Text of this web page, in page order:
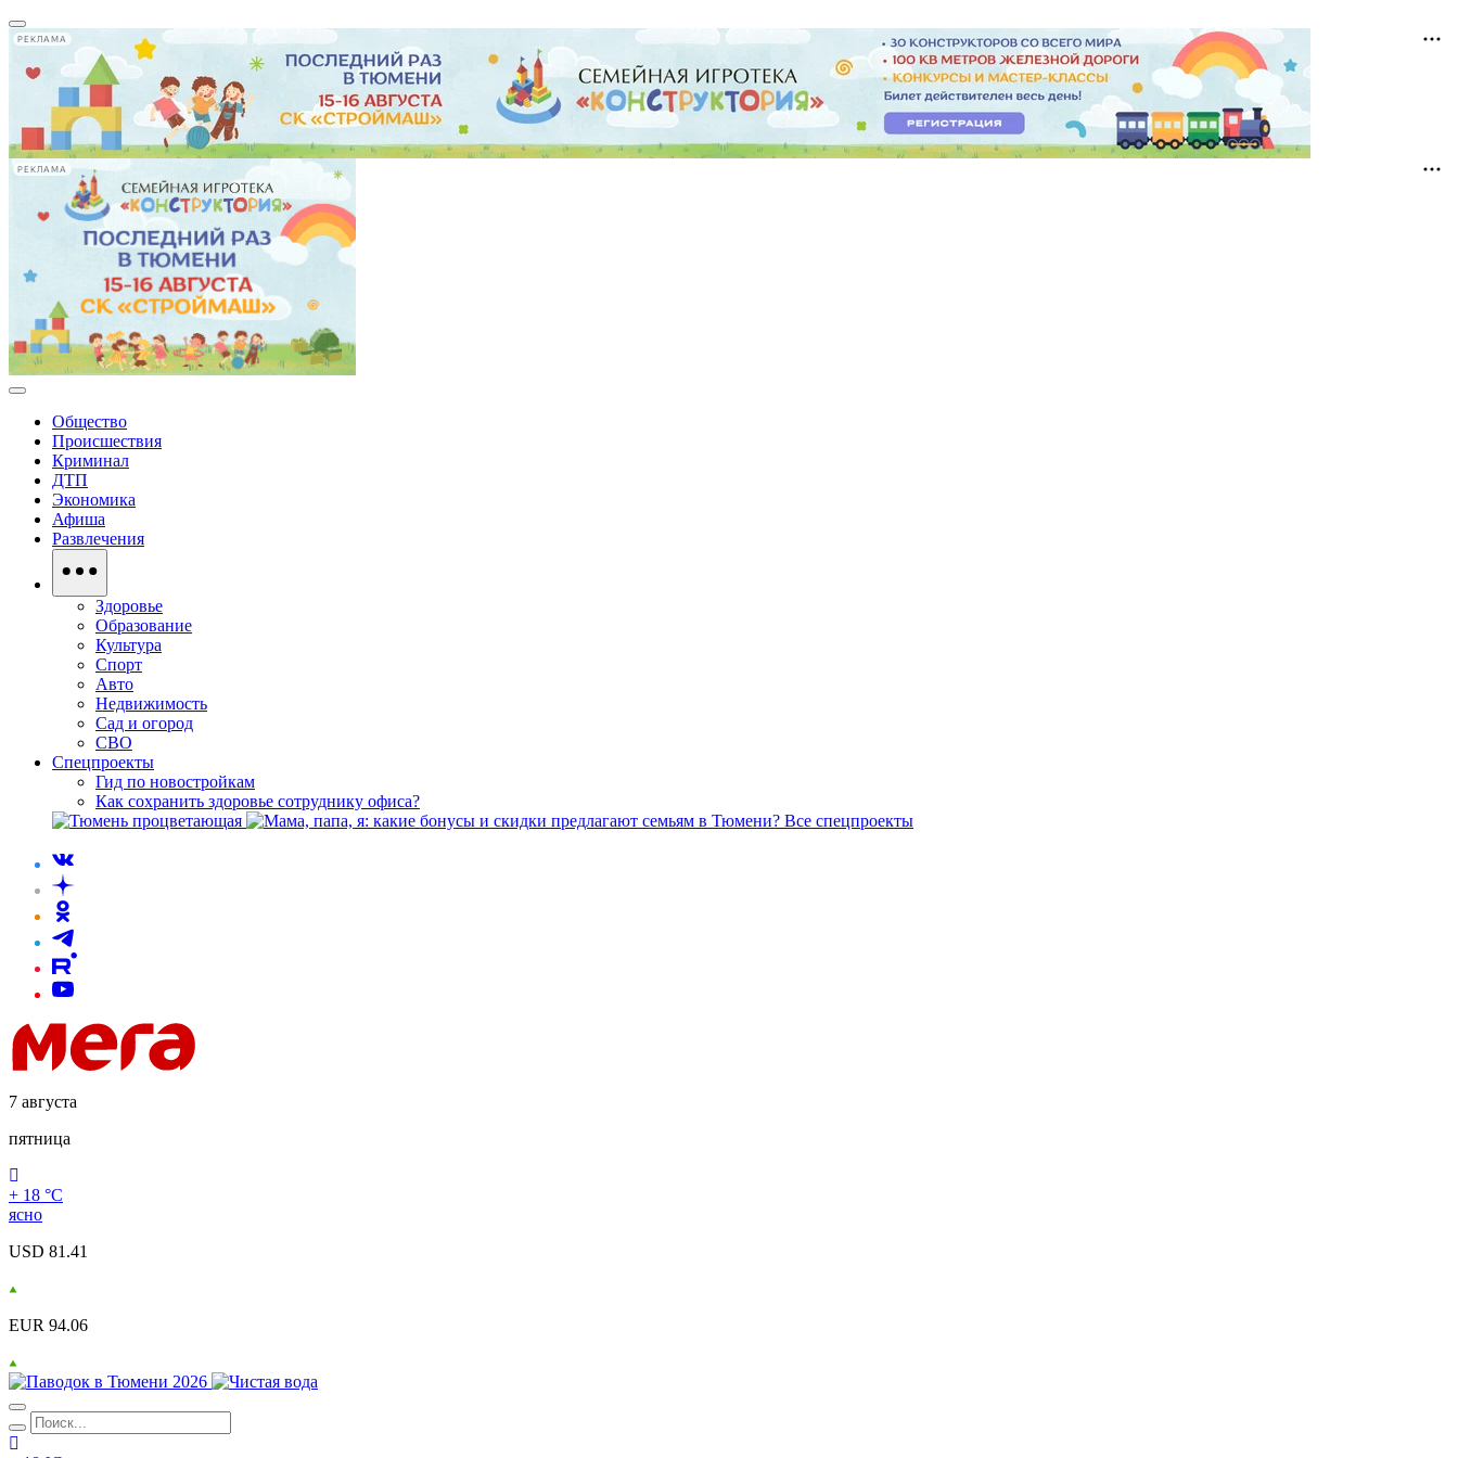
РЕКЛАМА
РЕКЛАМА
Общество
Происшествия
Криминал
ДТП
Экономика
Афиша
Развлечения
Здоровье
Образование
Культура
Спорт
Авто
Недвижимость
Сад и огород
СВО
Спецпроекты
Гид по новостройкам
Как сохранить здоровье сотруднику офиса?
Все спецпроекты
7 августа
пятница
+ 18 °С
ясно
USD 81.41
EUR 94.06